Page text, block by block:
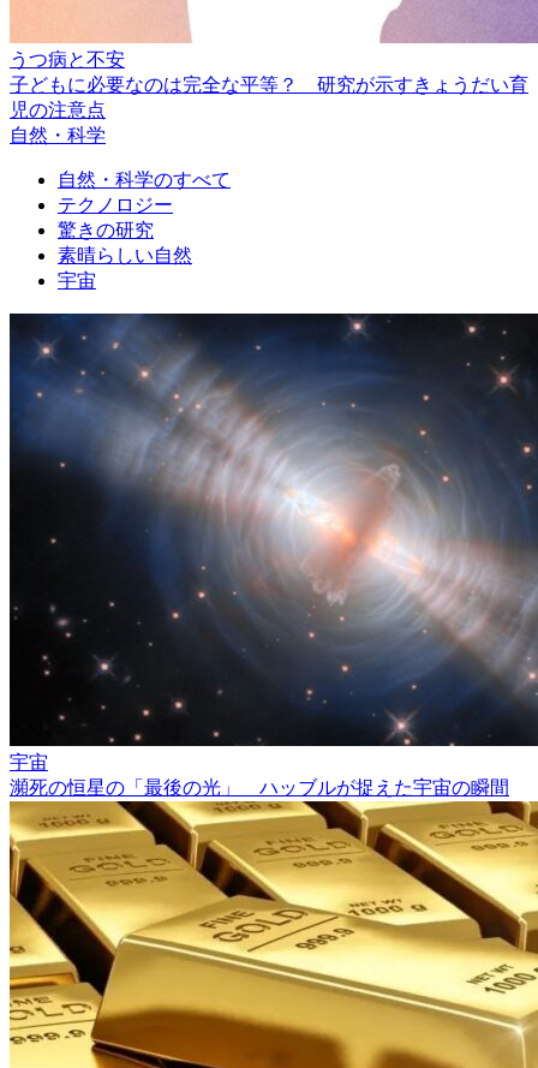
うつ病と不安
子どもに必要なのは完全な平等？ 研究が示すきょうだい育
児の注意点
自然・科学
自然・科学のすべて
テクノロジー
驚きの研究
素晴らしい自然
宇宙
宇宙
瀕死の恒星の「最後の光」 ハッブルが捉えた宇宙の瞬間